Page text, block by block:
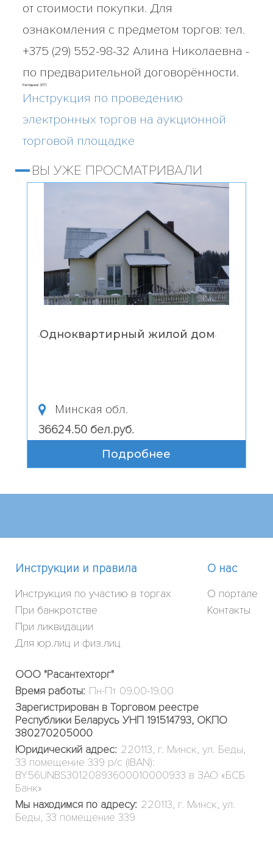
от стоимости покупки. Для
ознакомления с предметом торгов: тел.
+375 (29) 552-98-32 Алина Николаевна -
по предварительной договорённости.
Регламент ЭТП:
Инструкция по проведению
электронных торгов на аукционной
торговой площадке
ВЫ УЖЕ ПРОСМАТРИВАЛИ
“Одноквартирный жилой дом ”
Минская обл.
36624.50 бел.руб.
Подробнее
ООО "Расантехторг"
Время работы: Пн-Пт 09.00-19.00
Зарегистрирован в Торговом реестре
Республики Беларусь УНП 191514793, ОКПО
380270205000
Юридический адрес: 220113, г. Минск, ул. Беды,
33 помещение 339 р/с (IBAN):
BY56UNBS30120893600010000933 в ЗАО «БСБ
Банк»
Мы находимся по адресу: 220113, г. Минск, ул.
Беды, 33 помещение 339
Инструкции и правила
Инструкция по участию в торгах
При банкротстве
При ликвидации
Для юр.лиц и физ.лиц
О нас
О портале
Контакты